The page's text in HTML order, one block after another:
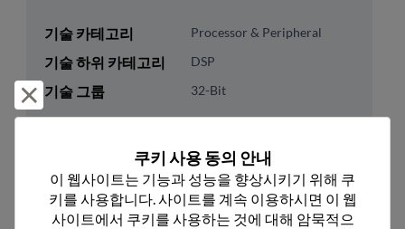
기술 카테고리 Processor & Peripheral
기술 하위 카테고리 DSP
기술 그룹 32-Bit
3A991.A.2
거부 및 닫기
쿠키 사용 동의 안내
이 웹사이트는 기능과 성능을 향상시키기 위해 쿠
키를 사용합니다. 사이트를 계속 이용하시면 이 웹
사이트에서 쿠키를 사용하는 것에 대해 암묵적으